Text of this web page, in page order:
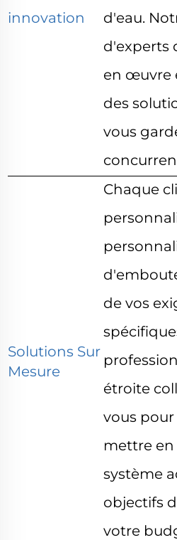
innovation
d'eau.
d'experts
en œuvre
des
vous
Solutions Sur
Mesure
Chaque
de vos
étroite
vous
mettre
système
objectifs
votre